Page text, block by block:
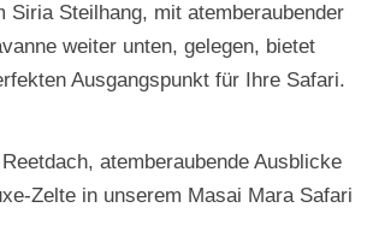
Siria Steilhang, mit atemberaubender
weiter unten, gelegen, bietet
Ausgangspunkt für Ihre Safari.